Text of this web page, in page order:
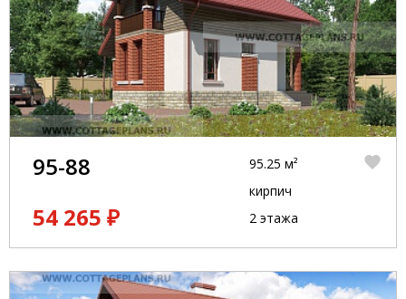
95-88
54 265 ₽
95.25 м²
кирпич
2 этажа